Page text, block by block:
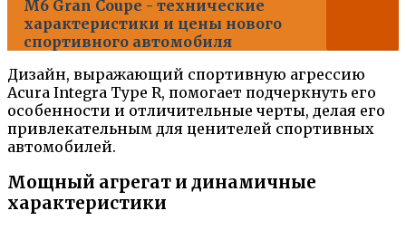
M6 Gran Coupe - технические
характеристики и цены нового
спортивного автомобиля
Дизайн, выражающий спортивную агрессию
Acura Integra Type R, помогает подчеркнуть его
особенности и отличительные черты, делая его
привлекательным для ценителей спортивных
автомобилей.
Мощный агрегат и динамичные
характеристики